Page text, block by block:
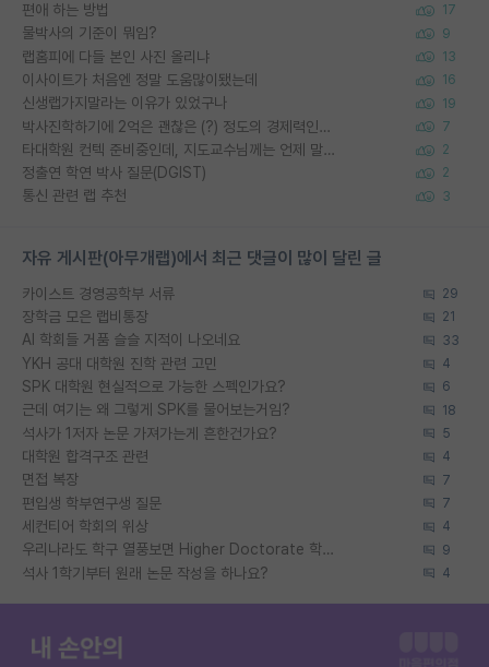
편애 하는 방법 17
물박사의 기준이 뭐임? 9
랩홈피에 다들 본인 사진 올리냐 13
이사이트가 처음엔 정말 도움많이됐는데 16
신생랩가지말라는 이유가 있었구나 19
박사진학하기에 2억은 괜찮은 (?) 정도의 경제력인가요 7
타대학원 컨텍 준비중인데, 지도교수님께는 언제 말씀드려야 할까요? 2
정출연 학연 박사 질문(DGIST) 2
통신 관련 랩 추천 3
자유 게시판(아무개랩)에서 최근 댓글이 많이 달린 글
카이스트 경영공학부 서류 29
장학금 모은 랩비통장 21
AI 학회들 거품 슬슬 지적이 나오네요 33
YKH 공대 대학원 진학 관련 고민 4
SPK 대학원 현실적으로 가능한 스펙인가요? 6
근데 여기는 왜 그렇게 SPK를 물어보는거임? 18
석사가 1저자 논문 가져가는게 흔한건가요? 5
대학원 합격구조 관련 4
면접 복장 7
편입생 학부연구생 질문 7
세컨티어 학회의 위상 4
우리나라도 학구 열풍보면 Higher Doctorate 학위가 필요하다고 봅니다. 9
석사 1학기부터 원래 논문 작성을 하나요? 4